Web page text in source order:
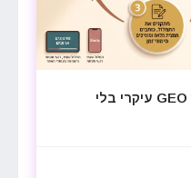
איך להפוך את יוטיוב לערוץ GEO עיקרי בלי